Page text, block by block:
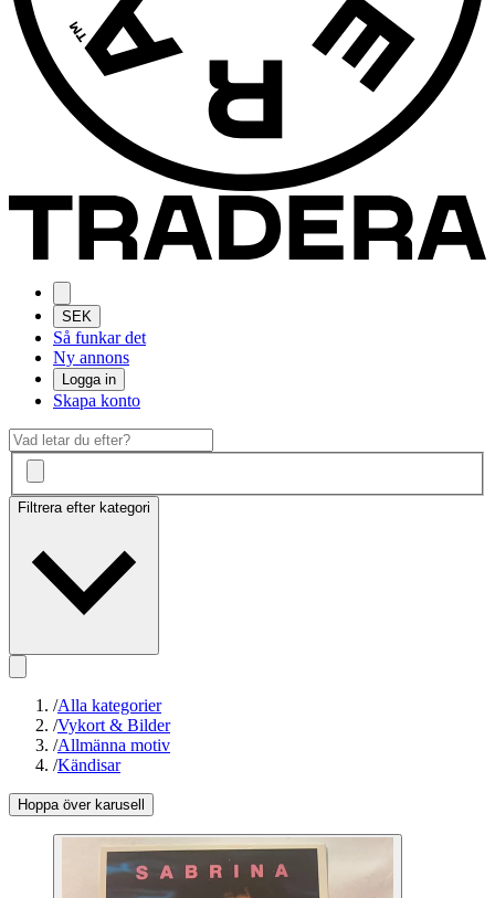
SEK
Så funkar det
Ny annons
Logga in
Skapa konto
Filtrera efter kategori
/Alla kategorier
/Vykort & Bilder
/Allmänna motiv
/Kändisar
Hoppa över karusell